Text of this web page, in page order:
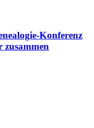
Konferenz